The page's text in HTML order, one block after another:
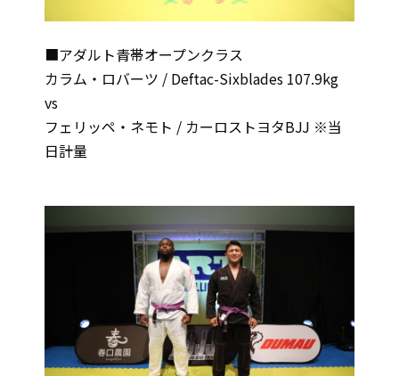
■アダルト青帯オープンクラス
カラム・ロバーツ / Deftac-Sixblades 107.9kg
vs
フェリッペ・ネモト / カーロストヨタBJJ ※当
日計量